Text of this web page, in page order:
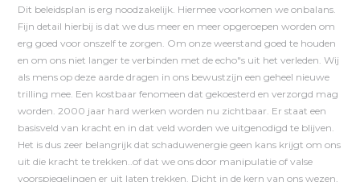
Dit beleidsplan is erg noodzakelijk. Hiermee voorkomen we onbalans.
Fijn detail hierbij is dat we dus meer en meer opgeroepen worden om
erg goed voor onszelf te zorgen. Om onze weerstand goed te houden
en om ons niet langer te verbinden met de echo"s uit het verleden. Wij
als mens op deze aarde dragen in ons bewustzijn een geheel nieuwe
trilling mee. Een kostbaar fenomeen dat gekoesterd en verzorgd mag
worden. 2000 jaar hard werken worden nu zichtbaar. Er staat een
basisveld van kracht en in dat veld worden we uitgenodigd te blijven.
Het is dus zeer belangrijk dat schaduwenergie geen kans krijgt om ons
uit die kracht te trekken..of dat we ons door manipulatie of valse
voorspiegelingen er uit laten trekken. Dicht in de kern van ons wezen,